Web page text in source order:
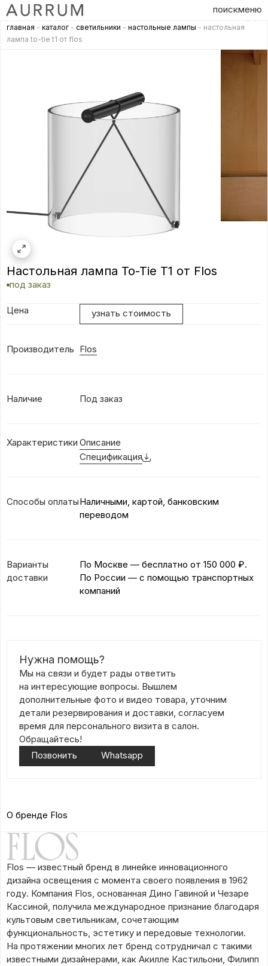
поискменю
главная - каталог - светильники - настольные лампы - настольная
лампа to-tie t1 от flos
Настольная лампа To-Tie T1 от Flos
под заказ
Цена узнать стоимость
Производитель Flos
Наличие Под заказ
Характеристики Описание
Спецификация
Способы оплатыНаличными, картой, банковским
переводом
Варианты
доставки
По Москве — бесплатно от 150 000 ₽.
По России — с помощью транспортных
компаний
Нужна помощь?
Мы на связи и будет рады ответить
на интересующие вопросы. Вышлем
дополнительные фото и видео товара, уточним
детали резервирования и доставки, согласуем
время для персонального визита в салон.
Обращайтесь!
Позвонить
Whatsapp
О бренде Flos
Flos — известный бренд в линейке инновационного
дизайна освещения с момента своего появления в 1962
году. Компания Flos, основанная Дино Гавиной и Чезаре
Кассиной, получила международное признание благодаря
культовым светильникам, сочетающим
функциональность, эстетику и передовые технологии.
На протяжении многих лет бренд сотрудничал с такими
известными дизайнерами, как Акилле Кастильони, Филипп